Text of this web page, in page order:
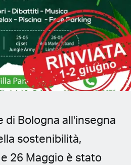
di Bologna all'insegna
sostenibilità,
26 Maggio è stato